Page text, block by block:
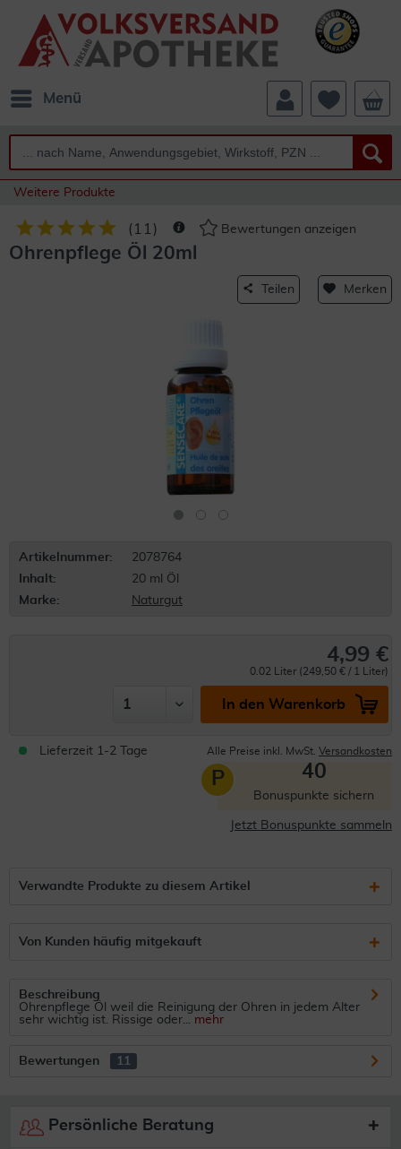
Menü
Weitere Produkte
( 11 ) Bewertungen anzeigen
Ohrenpflege Öl 20ml
Teilen Merken
Artikelnummer:
2078764
Inhalt:
20 ml Öl
Marke:
Naturgut
4,99 €
0.02 Liter (249,50 € / 1 Liter)
In den Warenkorb
Lieferzeit 1-2 Tage Alle Preise inkl. MwSt. Versandkosten
P 40
Bonuspunkte sichern
Jetzt Bonuspunkte sammeln
Verwandte Produkte zu diesem Artikel
Von Kunden häufig mitgekauft
Beschreibung
Ohrenpflege Öl weil die Reinigung der Ohren in jedem Alter
sehr wichtig ist. Rissige oder... mehr
Bewertungen 11
Persönliche Beratung